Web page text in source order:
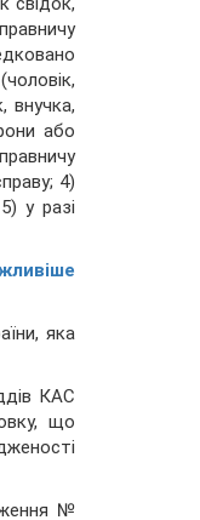
внучка,
або
4)
у разі
яка
КАС
що
№